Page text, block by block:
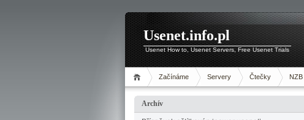
Usenet.info.pl
Usenet How to, Usenet Servers, Free Usenet Trials
Začínáme Servery Čtečky NZB
Archív